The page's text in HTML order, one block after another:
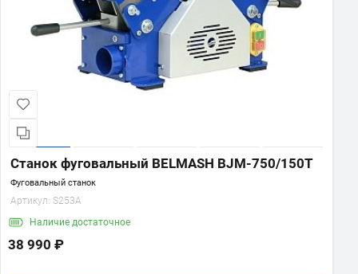
Станок фуговальный BELMASH BJM-750/150T
Фуговальный станок
Артикул: S253A
Наличие достаточное
38 990 ₽